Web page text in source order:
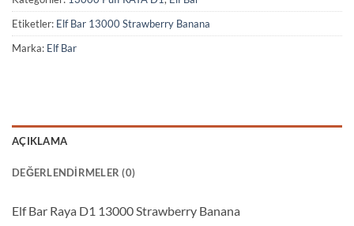
Etiketler: Elf Bar 13000 Strawberry Banana
Marka: Elf Bar
AÇIKLAMA
DEĞERLENDIRMELER (0)
Elf Bar Raya D1 13000 Strawberry Banana